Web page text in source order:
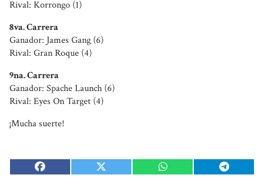
Rival: Korrongo (1)
8va. Carrera
Ganador: James Gang (6)
Rival: Gran Roque (4)
9na. Carrera
Ganador: Spache Launch (6)
Rival: Eyes On Target (4)
¡Mucha suerte!